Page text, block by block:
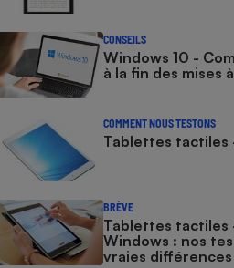
CONSEILS
Windows 10 -
à la fin des mises
COMMENT NOUS TESTONS
Tablettes tactiles
BRÈVE
Tablettes tactiles
Windows : nos
vraies différences